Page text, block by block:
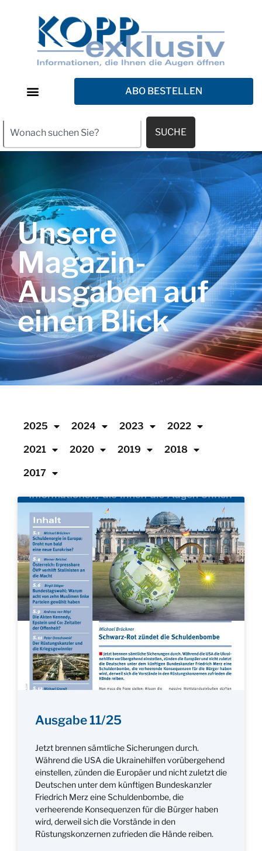
ABO BESTELLEN
SUCHE
Unsere
Magazin-
Ausgaben auf
einen Blick
2025 2024 2023 2022
2021 2020 2019 2018
2017
Ausgabe 11/25
Jetzt brennen sämtliche Sicherungen durch.
Während die USA die Ukrainehilfen vorübergehend
einstellen, zünden die Europäer und nicht zuletzt die
Deutschen unter dem künftigen Bundeskanzler
Friedrich Merz eine Schuldenbombe, die
verheerende Konsequenzen für die Bürger haben
wird, derweil sich die Vorstände in den
Rüstungskonzernen zufrieden die Hände reiben.